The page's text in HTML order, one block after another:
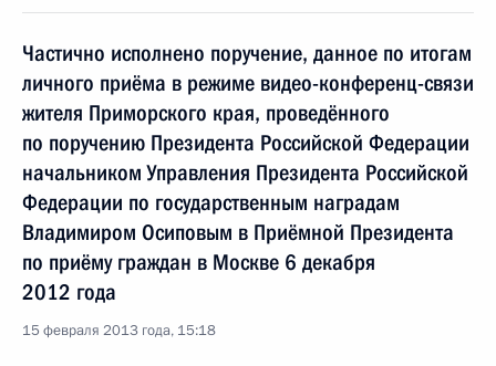
Частично исполнено поручение, данное по итогам
личного приёма в режиме видео-конференц-связи
жителя Приморского края, проведённого
по поручению Президента Российской Федерации
начальником Управления Президента Российской
Федерации по государственным наградам
Владимиром Осиповым в Приёмной Президента
по приёму граждан в Москве 6 декабря
2012 года
15 февраля 2013 года, 15:18